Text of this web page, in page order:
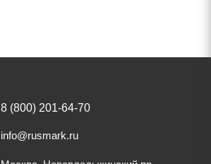
8 (800) 201-64-70
info@rusmark.ru